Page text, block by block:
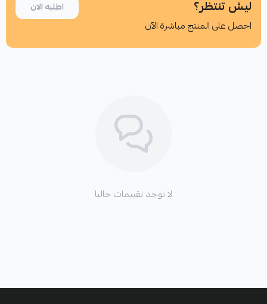
ليش تنتظر؟
احصل على المنتج مباشرة الآن
اطلبه الان
اطلب المنتج
لا توجد تقييمات حاليا